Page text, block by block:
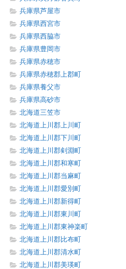
兵庫県芦屋市
兵庫県西宮市
兵庫県西脇市
兵庫県豊岡市
兵庫県赤穂市
兵庫県赤穂郡上郡町
兵庫県養父市
兵庫県高砂市
北海道三笠市
北海道上川郡上川町
北海道上川郡下川町
北海道上川郡剣淵町
北海道上川郡和寒町
北海道上川郡当麻町
北海道上川郡愛別町
北海道上川郡新得町
北海道上川郡東川町
北海道上川郡東神楽町
北海道上川郡比布町
北海道上川郡清水町
北海道上川郡美瑛町